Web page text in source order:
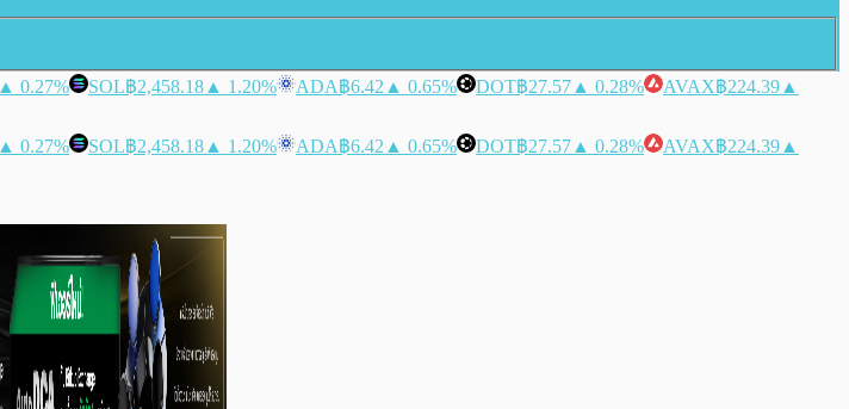
▲ 0.27% SOL฿2,458.18 ▲ 1.20% ADA฿6.42 ▲ 0.65% DOT฿27.57 ▲ 0.28% AVAX฿224.39 ▲
▲ 0.27% SOL฿2,458.18 ▲ 1.20% ADA฿6.42 ▲ 0.65% DOT฿27.57 ▲ 0.28% AVAX฿224.39 ▲